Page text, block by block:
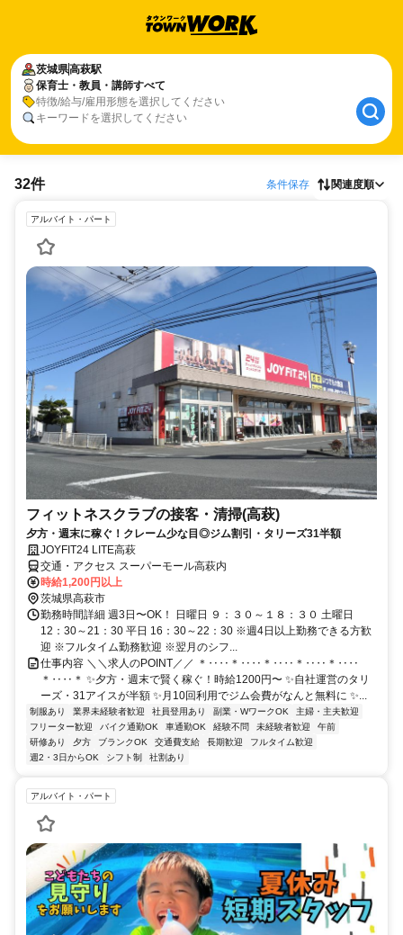
茨城県高萩駅
保育士・教員・講師すべて
特徴/給与/雇用形態を選択してください
キーワードを選択してください
32件 条件保存 関連度順
アルバイト・パート
フィットネスクラブの接客・清掃(高萩)
夕方・週末に稼ぐ！クレーム少な目◎ジム割引・タリーズ31半額
JOYFIT24 LITE高萩
交通・アクセス スーパーモール高萩内
時給1,200円以上
茨城県高萩市
勤務時間詳細 週3日〜OK！ 日曜日 ９：３０～１８：３０ 土曜日
12：30～21：30 平日 16：30～22：30 ※週4日以上勤務できる方歓
迎 ※フルタイム勤務歓迎 ※翌月のシフ...
仕事内容 ＼＼求人のPOINT／／ ＊‥‥＊‥‥＊‥‥＊‥‥＊‥‥
＊‥‥＊ ✨夕方・週末で賢く稼ぐ！時給1200円〜 ✨自社運営のタリ
ーズ・31アイスが半額 ✨月10回利用でジム会費がなんと無料に ✨...
制服あり 業界未経験者歓迎 社員登用あり 副業・WワークOK
主婦・主夫歓迎
フリーター歓迎
バイク通勤OK 車通勤OK 経験不問 未経験者歓迎
午前
研修あり
夕方 ブランクOK 交通費支給 長期歓迎
フルタイム歓迎
週2・3日からOK
シフト制 社割あり
アルバイト・パート